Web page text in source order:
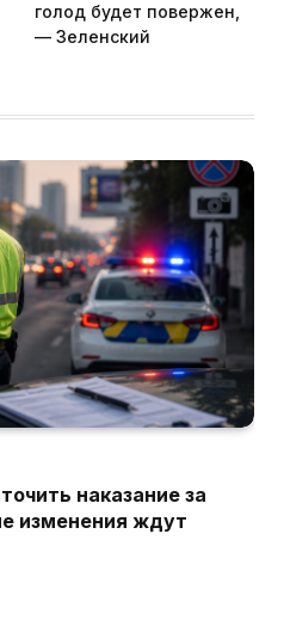
голод будет повержен,
— Зеленский
наказание за
изменения ждут